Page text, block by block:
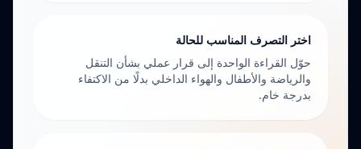
اختر التصرف المناسب للحالة
حوّل القراءة الواحدة إلى قرار عملي بشأن التنقل
والرياضة والأطفال والهواء الداخلي بدلًا من الاكتفاء
بدرجة خام.